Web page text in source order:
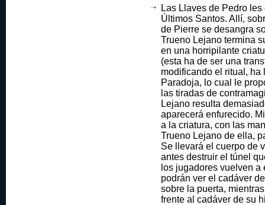
Las Llaves de Pedro
Últimos Santos. Allí,
de Pierre se desangra
Trueno Lejano termina
en una horripilante
(esta ha de ser una
modificando el ritual,
Paradoja, lo cual le
las tiradas de
Lejano resulta
aparecerá enfurecido.
a la criatura, con las
Trueno Lejano de ella,
Se llevará el cuerpo de
antes destruir el túnel
los jugadores vuelven
podrán ver el cadáver
sobre la puerta,
frente al cadáver de su